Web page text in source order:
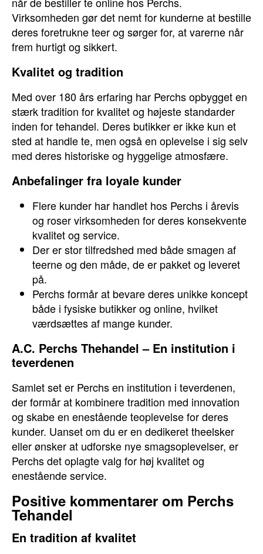
Virksomheden gør det nemt for kunderne at bestille
deres foretrukne teer og sørger for, at varerne når
frem hurtigt og sikkert.
Kvalitet og tradition
Med over 180 års erfaring har Perchs opbygget en
stærk tradition for kvalitet og højeste standarder
inden for tehandel. Deres butikker er ikke kun et
sted at handle te, men også en oplevelse i sig selv
med deres historiske og hyggelige atmosfære.
Anbefalinger fra loyale kunder
Flere kunder har handlet hos Perchs i årevis
og roser virksomheden for deres konsekvente
kvalitet og service.
Der er stor tilfredshed med både smagen af
teerne og den måde, de er pakket og leveret
på.
Perchs formår at bevare deres unikke koncept
både i fysiske butikker og online, hvilket
værdsættes af mange kunder.
A.C. Perchs Thehandel – En institution i
teverdenen
Samlet set er Perchs en institution i teverdenen,
der formår at kombinere tradition med innovation
og skabe en enestående teoplevelse for deres
kunder. Uanset om du er en dedikeret theelsker
eller ønsker at udforske nye smagsoplevelser, er
Perchs det oplagte valg for høj kvalitet og
enestående service.
Positive kommentarer om Perchs
Tehandel
En tradition af kvalitet